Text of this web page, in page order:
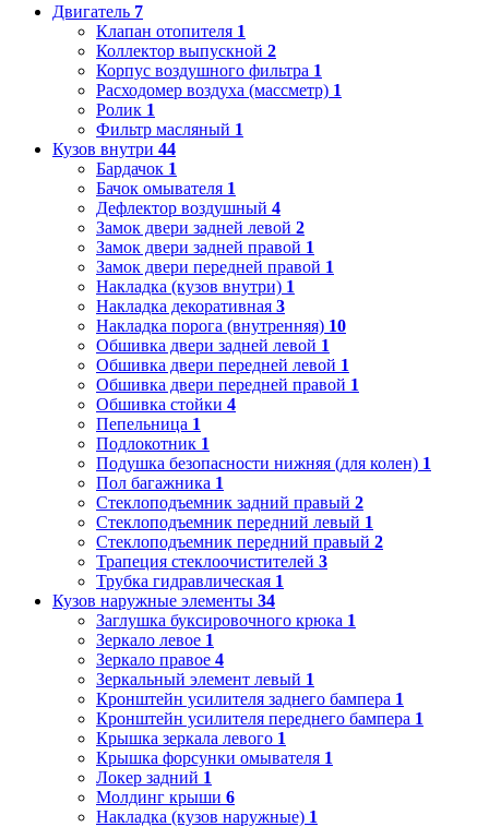
Двигатель 7
Клапан отопителя 1
Коллектор выпускной 2
Корпус воздушного фильтра 1
Расходомер воздуха (массметр) 1
Ролик 1
Фильтр масляный 1
Кузов внутри 44
Бардачок 1
Бачок омывателя 1
Дефлектор воздушный 4
Замок двери задней левой 2
Замок двери задней правой 1
Замок двери передней правой 1
Накладка (кузов внутри) 1
Накладка декоративная 3
Накладка порога (внутренняя) 10
Обшивка двери задней левой 1
Обшивка двери передней левой 1
Обшивка двери передней правой 1
Обшивка стойки 4
Пепельница 1
Подлокотник 1
Подушка безопасности нижняя (для колен) 1
Пол багажника 1
Стеклоподъемник задний правый 2
Стеклоподъемник передний левый 1
Стеклоподъемник передний правый 2
Трапеция стеклоочистителей 3
Трубка гидравлическая 1
Кузов наружные элементы 34
Заглушка буксировочного крюка 1
Зеркало левое 1
Зеркало правое 4
Зеркальный элемент левый 1
Кронштейн усилителя заднего бампера 1
Кронштейн усилителя переднего бампера 1
Крышка зеркала левого 1
Крышка форсунки омывателя 1
Локер задний 1
Молдинг крыши 6
Накладка (кузов наружные) 1